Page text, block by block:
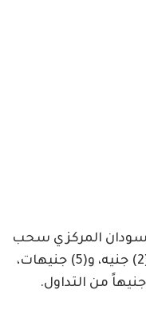
المركزي سحب
الفئات النقدية من فئة (1) جنيه، و(2) جنيه، و(5) جنيهات،